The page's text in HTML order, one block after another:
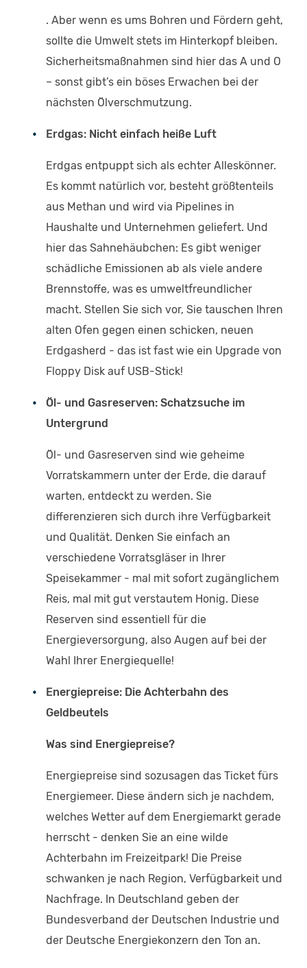
. Aber wenn es ums Bohren und Fördern geht,
sollte die Umwelt stets im Hinterkopf bleiben.
Sicherheitsmaßnahmen sind hier das A und O
– sonst gibt’s ein böses Erwachen bei der
nächsten Ölverschmutzung.
Erdgas: Nicht einfach heiße Luft
Erdgas entpuppt sich als echter Alleskönner.
Es kommt natürlich vor, besteht größtenteils
aus Methan und wird via Pipelines in
Haushalte und Unternehmen geliefert. Und
hier das Sahnehäubchen: Es gibt weniger
schädliche Emissionen ab als viele andere
Brennstoffe, was es umweltfreundlicher
macht. Stellen Sie sich vor, Sie tauschen Ihren
alten Ofen gegen einen schicken, neuen
Erdgasherd - das ist fast wie ein Upgrade von
Floppy Disk auf USB-Stick!
Öl- und Gasreserven: Schatzsuche im
Untergrund
Öl- und Gasreserven sind wie geheime
Vorratskammern unter der Erde, die darauf
warten, entdeckt zu werden. Sie
differenzieren sich durch ihre Verfügbarkeit
und Qualität. Denken Sie einfach an
verschiedene Vorratsgläser in Ihrer
Speisekammer - mal mit sofort zugänglichem
Reis, mal mit gut verstautem Honig. Diese
Reserven sind essentiell für die
Energieversorgung, also Augen auf bei der
Wahl Ihrer Energiequelle!
Energiepreise: Die Achterbahn des
Geldbeutels
Was sind Energiepreise?
Energiepreise sind sozusagen das Ticket fürs
Energiemeer. Diese ändern sich je nachdem,
welches Wetter auf dem Energiemarkt gerade
herrscht - denken Sie an eine wilde
Achterbahn im Freizeitpark! Die Preise
schwanken je nach Region, Verfügbarkeit und
Nachfrage. In Deutschland geben der
Bundesverband der Deutschen Industrie und
der Deutsche Energiekonzern den Ton an.